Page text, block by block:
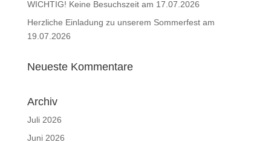
WICHTIG! Keine Besuchszeit am 17.07.2026
Herzliche Einladung zu unserem Sommerfest am
19.07.2026
Neueste Kommentare
Archiv
Juli 2026
Juni 2026